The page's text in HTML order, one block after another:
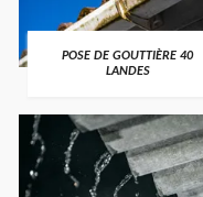
POSE DE GOUTTIÈRE 40
LANDES